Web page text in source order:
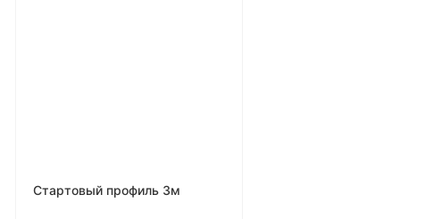
Стартовый профиль 3м